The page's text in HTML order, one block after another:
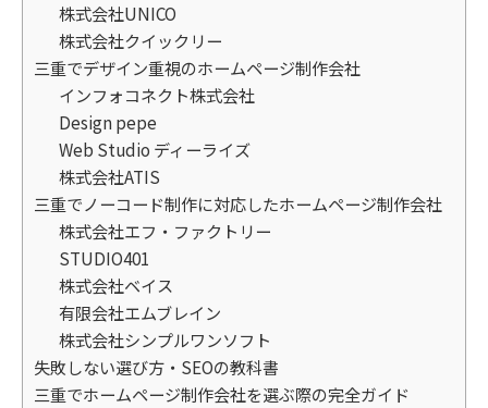
株式会社UNICO
株式会社クイックリー
三重でデザイン重視のホームページ制作会社
インフォコネクト株式会社
Design pepe
Web Studio ディーライズ
株式会社ATIS
三重でノーコード制作に対応したホームページ制作会社
株式会社エフ・ファクトリー
STUDIO401
株式会社ベイス
有限会社エムブレイン
株式会社シンプルワンソフト
失敗しない選び方・SEOの教科書
三重でホームページ制作会社を選ぶ際の完全ガイド